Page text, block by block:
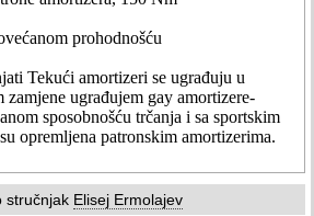
prohodnošću
Tekući amortizeri se ugrađuju u
ugrađujem gay amortizere-
sposobnošću trčanja i sa sportskim
opremljena patronskim amortizerima.
stručnjak Elisej Ermolajev